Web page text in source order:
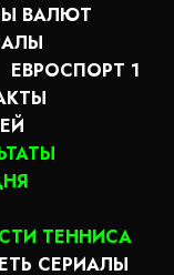
ВАЛЮТ
ЕВРОСПОРТ 1
ТЕННИСА
СЕРИАЛЫ